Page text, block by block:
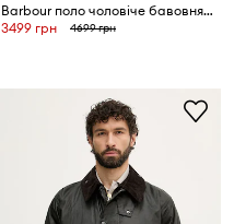
Barbour поло чоловіче бавовняне Sutton Tailored Fit Polo Shirt
3499 грн
4699 грн